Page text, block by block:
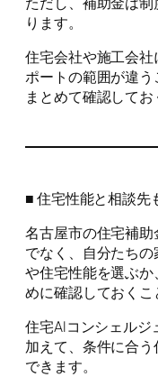
ります。
住宅会社や施工会
ポートの範囲が違
まとめて確認してお
■ 住宅性能と相談先
名古屋市の住宅補
でなく、自分たち
や住宅性能を選ぶ
めに確認しておくこ
住宅AIコンシェル
加えて、条件に合
できます。